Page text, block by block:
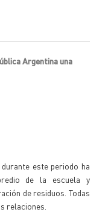
Argentina una
este periodo ha
de la escuela y
de residuos. Todas
relaciones.